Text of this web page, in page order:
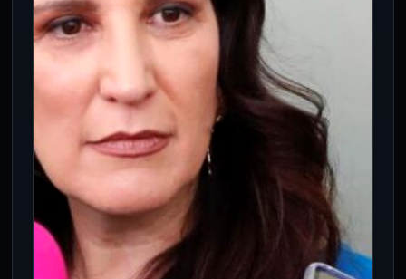
niños y familias en entornos virtuales